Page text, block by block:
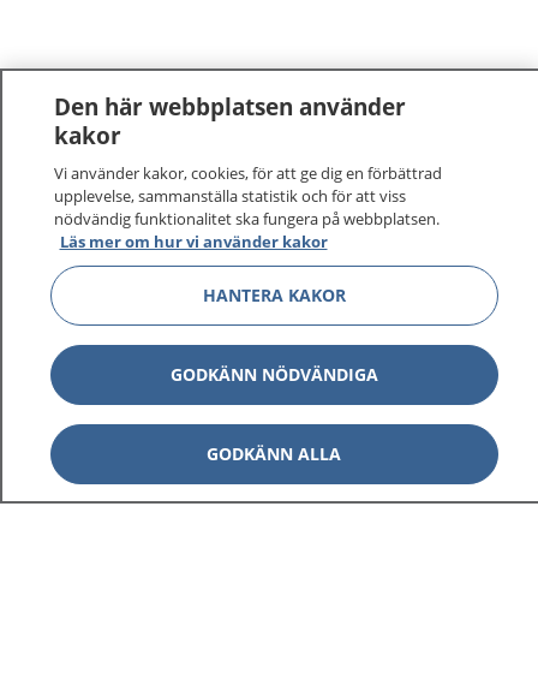
1177 tryggt om din hälsa och vård
På 1177.se får du råd om hälsa och information om
sjukdomar och vilka mottagningar du kan kontakta.
Logga in för att läsa din journal och göra dina
vårdärenden. Ring telefonnummer 1177 för
sjukvårdsrådgivning dygnet runt.
1177 ger dig råd när du vill må bättre.
Den här webbplatsen använder
kakor
Vi använder kakor, cookies, för att ge dig en förbättrad
upplevelse, sammanställa statistik och för att viss
nödvändig funktionalitet ska fungera på webbplatsen.
Läs mer om hur vi använder kakor
HANTERA KAKOR
GODKÄNN NÖDVÄNDIGA
GODKÄNN ALLA